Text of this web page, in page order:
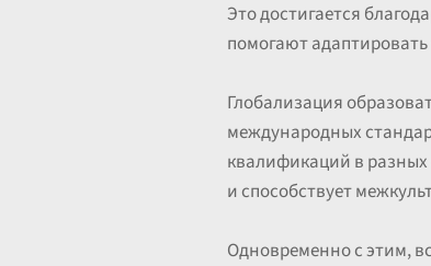
Это достигается
помогают
Глобализация
международных
квалификаций в
и способствует
Одновременно с этим,